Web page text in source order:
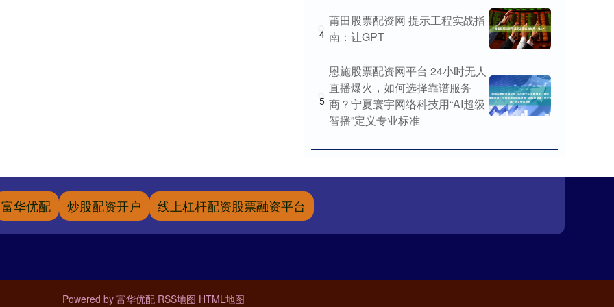
4
莆田股票配资网 提示工程实战指
南：让GPT
5
恩施股票配资网平台 24小时无人
直播爆火，如何选择靠谱服务
商？宁夏寰宇网络科技用“AI超级
智播”定义专业标准
富华优配 炒股配资开户 线上杠杆配资股票融资平台
Powered by 富华优配 RSS地图 HTML地图